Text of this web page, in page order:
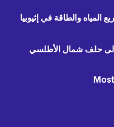
إلى حلف شمال الأطلسي